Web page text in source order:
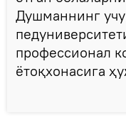
Душманнинг
профессионал
ётоқхонасига